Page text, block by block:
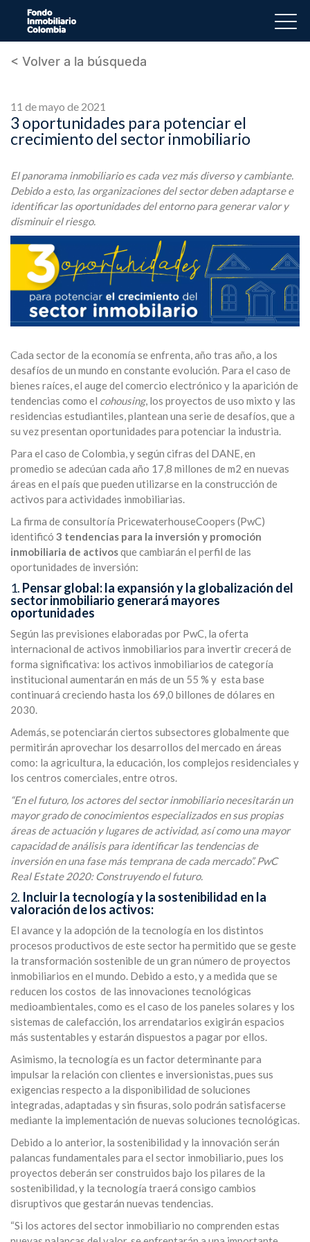
< Volver a la búsqueda
11 de mayo de 2021
3 oportunidades para potenciar el
crecimiento del sector inmobiliario
El panorama inmobiliario es cada vez más diverso y cambiante.
Debido a esto, las organizaciones del sector deben adaptarse e
identificar las oportunidades del entorno para generar valor y
disminuir el riesgo.
Cada sector de la economía se enfrenta, año tras año, a los
desafíos de un mundo en constante evolución. Para el caso de
bienes raíces, el auge del comercio electrónico y la aparición de
tendencias como el cohousing, los proyectos de uso mixto y las
residencias estudiantiles, plantean una serie de desafíos, que a
su vez presentan oportunidades para potenciar la industria.
Para el caso de Colombia, y según cifras del DANE, en
promedio se adecúan cada año 17,8 millones de m2 en nuevas
áreas en el país que pueden utilizarse en la construcción de
activos para actividades inmobiliarias.
La firma de consultoría PricewaterhouseCoopers (PwC)
identificó 3 tendencias para la inversión y promoción
inmobiliaria de activosque cambiarán el perfil de las
oportunidades de inversión:
1. Pensar global: la expansión y la globalización del
sector inmobiliario generará mayores
oportunidades
Según las previsiones elaboradas por PwC, la oferta
internacional de activos inmobiliarios para invertir crecerá de
forma significativa: los activos inmobiliarios de categoría
institucional aumentarán en más de un 55 % y esta base
continuará creciendo hasta los 69,0 billones de dólares en
2030.
Además, se potenciarán ciertos subsectores globalmente que
permitirán aprovechar los desarrollos del mercado en áreas
como: la agricultura, la educación, los complejos residenciales y
los centros comerciales, entre otros.
“En el futuro, los actores del sector inmobiliario necesitarán un
mayor grado de conocimientos especializados en sus propias
áreas de actuación y lugares de actividad, así como una mayor
capacidad de análisis para identificar las tendencias de
inversión en una fase más temprana de cada mercado”. PwC
Real Estate 2020: Construyendo el futuro.
2. Incluir la tecnología y la sostenibilidad en la
valoración de los activos:
El avance y la adopción de la tecnología en los distintos
procesos productivos de este sector ha permitido que se geste
la transformación sostenible de un gran número de proyectos
inmobiliarios en el mundo. Debido a esto, y a medida que se
reducen los costos de las innovaciones tecnológicas
medioambientales, como es el caso de los paneles solares y los
sistemas de calefacción, los arrendatarios exigirán espacios
más sustentables y estarán dispuestos a pagar por ellos.
Asimismo, la tecnología es un factor determinante para
impulsar la relación con clientes e inversionistas, pues sus
exigencias respecto a la disponibilidad de soluciones
integradas, adaptadas y sin fisuras, solo podrán satisfacerse
mediante la implementación de nuevas soluciones tecnológicas.
Debido a lo anterior, la sostenibilidad y la innovación serán
palancas fundamentales para el sector inmobiliario, pues los
proyectos deberán ser construidos bajo los pilares de la
sostenibilidad, y la tecnología traerá consigo cambios
disruptivos que gestarán nuevas tendencias.
“Si los actores del sector inmobiliario no comprenden estas